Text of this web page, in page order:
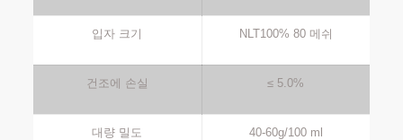
입자 크기 NLT100% 80 메쉬
건조에 손실 ≤ 5.0%
대량 밀도 40-60g/100 ml